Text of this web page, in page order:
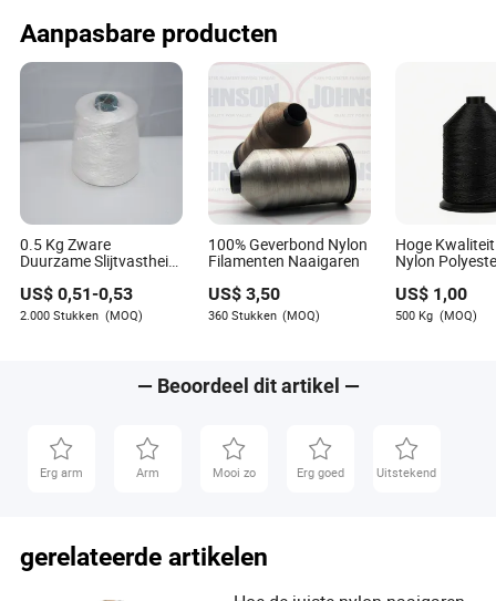
Aanpasbare producten
0.5 Kg Zware
Duurzame Slijtvastheid
Engineering en Naai
Projecten
US$0,51-0,53
2.000 Stukken (MOQ)
100% Geverbond Nylon
Filamenten Naaigaren
US$ 3,50
360 Stukken (MOQ)
Hoge
Nylon
Industriële
US$ 1,00
500 Kg (MOQ)
— Beoordeel dit artikel —
Erg arm Arm Mooi zo Erg goed Uitstekend
gerelateerde artikelen